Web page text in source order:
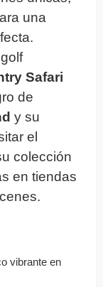
una
Safari
de
y su
el
colección
en tiendas
vibrante en